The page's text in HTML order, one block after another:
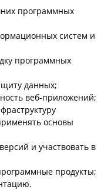
программных
систем и
программных
данных;
веб-приложений;
основы
и участвовать в
продукты;